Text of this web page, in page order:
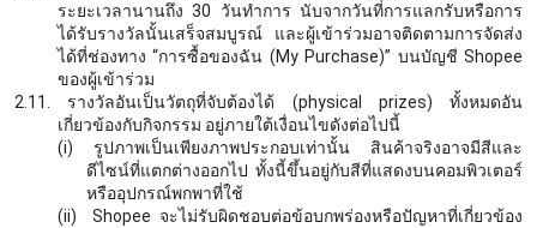
ระยะเวลานานถึง 30 วันทำการ นับจากวันที่การแลกรับหรือการ
ได้รับรางวัลนั้นเสร็จสมบูรณ์ และผู้เข้าร่วมอาจติดตามการจัดส่ง
ได้ที่ช่องทาง “การซื้อของฉัน (My Purchase)” บนบัญชี Shopee
ของผู้เข้าร่วม
2.11.
รางวัลอันเป็นวัตถุที่จับต้องได้ (physical prizes) ทั้งหมดอัน
เกี่ยวข้องกับกิจกรรม อยู่ภายใต้เงื่อนไขดังต่อไปนี้
(i)
รูปภาพเป็นเพียงภาพประกอบเท่านั้น สินค้าจริงอาจมีสีและ
ดีไซน์ที่แตกต่างออกไป ทั้งนี้ขึ้นอยู่กับสีที่แสดงบนคอมพิวเตอร์
หรืออุปกรณ์พกพาที่ใช้
(ii)
Shopee จะไม่รับผิดชอบต่อข้อบกพร่องหรือปัญหาที่เกี่ยวข้อง